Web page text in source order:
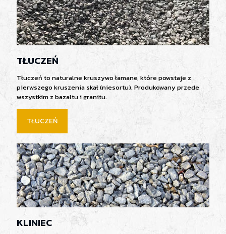
TŁUCZEŃ
Tłuczeń to naturalne kruszywo łamane, które powstaje z
pierwszego kruszenia skał (niesortu). Produkowany przede
wszystkim z bazaltu i granitu.
TŁUCZEŃ
KLINIEC